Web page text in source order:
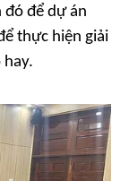
đó để dự án
thực hiện giải
hay.